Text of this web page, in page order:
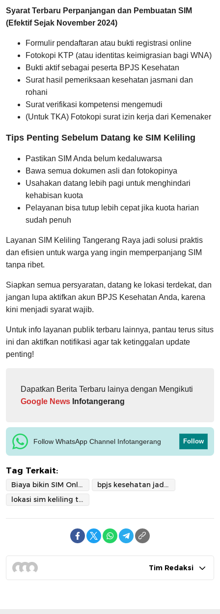
Syarat Terbaru Perpanjangan dan Pembuatan SIM
(Efektif Sejak November 2024)
Formulir pendaftaran atau bukti registrasi online
Fotokopi KTP (atau identitas keimigrasian bagi WNA)
Bukti aktif sebagai peserta BPJS Kesehatan
Surat hasil pemeriksaan kesehatan jasmani dan
rohani
Surat verifikasi kompetensi mengemudi
(Untuk TKA) Fotokopi surat izin kerja dari Kemenaker
Tips Penting Sebelum Datang ke SIM Keliling
Pastikan SIM Anda belum kedaluwarsa
Bawa semua dokumen asli dan fotokopinya
Usahakan datang lebih pagi untuk menghindari
kehabisan kuota
Pelayanan bisa tutup lebih cepat jika kuota harian
sudah penuh
Layanan SIM Keliling Tangerang Raya jadi solusi praktis
dan efisien untuk warga yang ingin memperpanjang SIM
tanpa ribet.
Siapkan semua persyaratan, datang ke lokasi terdekat, dan
jangan lupa aktifkan akun BPJS Kesehatan Anda, karena
kini menjadi syarat wajib.
Untuk info layanan publik terbaru lainnya, pantau terus situs
ini dan aktifkan notifikasi agar tak ketinggalan update
penting!
Dapatkan Berita Terbaru lainya dengan Mengikuti
Google News Infotangerang
Follow WhatsApp Channel Infotangerang Follow
Tag Terkait:
Biaya bikin SIM Online terbaru
bpjs kesehatan jadi syarat bikin sim
lokasi sim keliling tangerang raya
Tim Redaksi